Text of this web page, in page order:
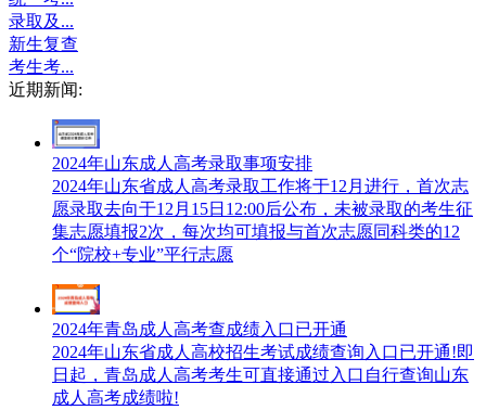
录取及...
新生复查
考生考...
近期新闻:
2024年山东成人高考录取事项安排
2024年山东省成人高考录取工作将于12月进行，首次志
愿录取去向于12月15日12:00后公布，未被录取的考生征
集志愿填报2次，每次均可填报与首次志愿同科类的12
个“院校+专业”平行志愿
2024年青岛成人高考查成绩入口已开通
2024年山东省成人高校招生考试成绩查询入口已开通!即
日起，青岛成人高考考生可直接通过入口自行查询山东
成人高考成绩啦!